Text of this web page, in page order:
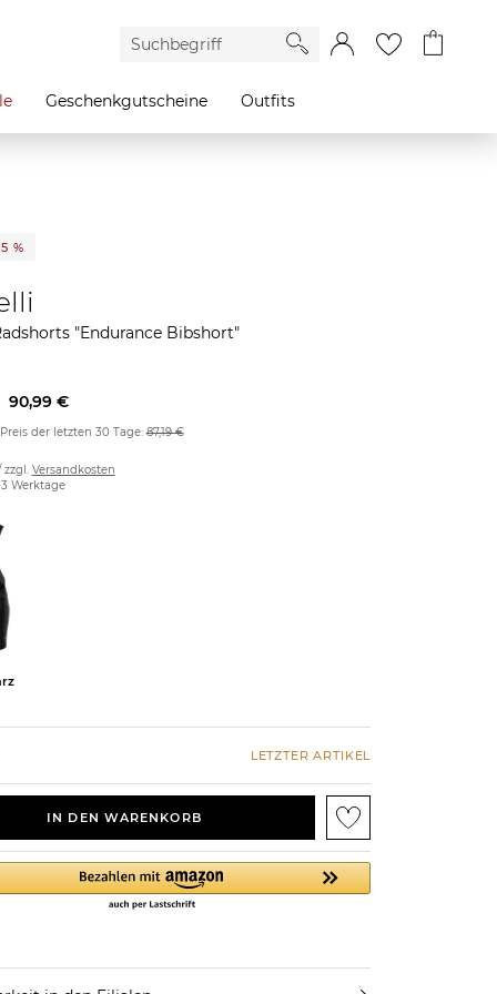
Geschenkgutscheine Outfits
%
"Endurance Bibshort"
90,99 €
der letzten 30 Tage:87,19 €
zzgl. Versandkosten
Werktage
LETZTER ARTIKEL
IN DEN WARENKORB